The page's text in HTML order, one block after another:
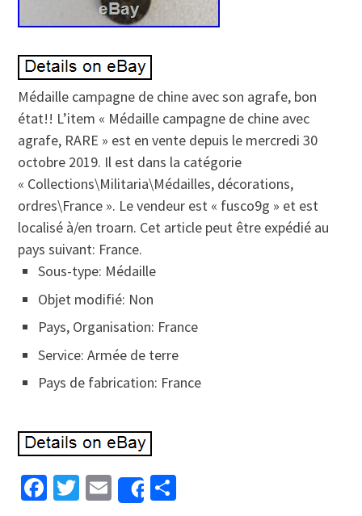
Médaille campagne de chine avec son agrafe, bon
état!! L’item « Médaille campagne de chine avec
agrafe, RARE » est en vente depuis le mercredi 30
octobre 2019. Il est dans la catégorie
« Collections\Militaria\Médailles, décorations,
ordres\France ». Le vendeur est « fusco9g » et est
localisé à/en troarn. Cet article peut être expédié au
pays suivant: France.
Sous-type: Médaille
Objet modifié: Non
Pays, Organisation: France
Service: Armée de terre
Pays de fabrication: France
Facebook
Twitter
EmailShare